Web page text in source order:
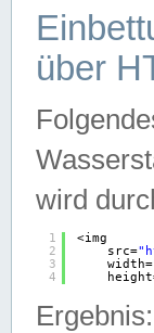
über
wird
1
2
3
4
<img
src="
width=
Ergebnis: